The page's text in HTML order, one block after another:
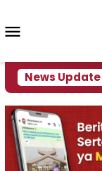
konten
News Update
Krisi Air